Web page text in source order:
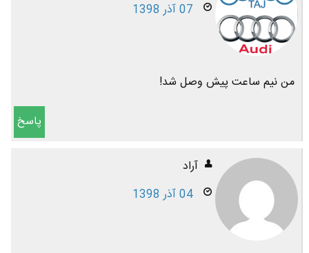
07 آذر 1398
من نیم ساعت پیش وصل شد!
پاسخ
آراد
04 آذر 1398